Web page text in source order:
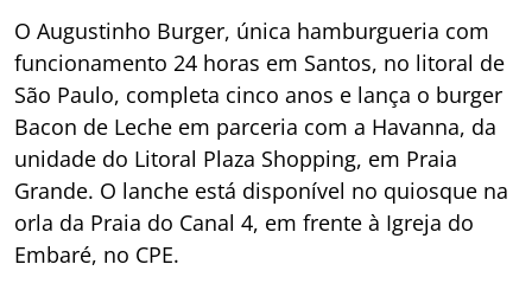
O Augustinho Burger, única hamburgueria com
funcionamento 24 horas em Santos, no litoral de
São Paulo, completa cinco anos e lança o burger
Bacon de Leche em parceria com a Havanna, da
unidade do Litoral Plaza Shopping, em Praia
Grande. O lanche está disponível no quiosque na
orla da Praia do Canal 4, em frente à Igreja do
Embaré, no CPE.